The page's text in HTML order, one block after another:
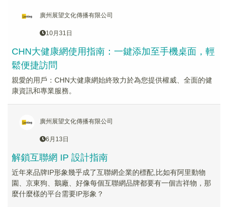
廣州展望文化傳播有限公司
10月31日
CHN大健康網使用指南：一鍵添加至手機桌面，輕
鬆便捷訪問
親愛的用戶：CHN大健康網始終致力於為您提供權威、全面的健
康資訊和專業服務。
廣州展望文化傳播有限公司
6月13日
解鎖互聯網 IP 設計指南
近年來品牌IP形象幾乎成了互聯網企業的標配,比如有阿里動物
園、京東狗、鵝廠、好像每個互聯網品牌都要有一個吉祥物，那
麼什麼樣的平台需要IP形象？